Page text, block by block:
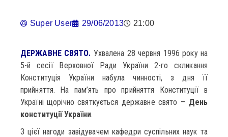
Super User 29/06/2013 21:00
ДЕРЖАВНЕ СВЯТО. Ухвалена 28 червня 1996 року на
5-й сесії Верховної Ради України 2-го скликання
Конституція України набула чинності, з дня її
прийняття. На пам’ять про прийняття Конституції в
Україні щорічно святкується державне свято – День
конституції України.
З цієї нагоди завідувачем кафедри суспільних наук та